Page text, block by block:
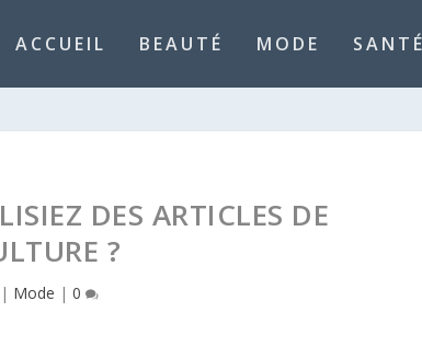
ACCUEIL BEAUTÉ MODE
DES ARTICLES DE
?
| Mode |0